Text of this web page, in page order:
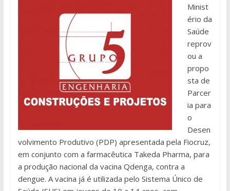
Minist
ério da
Saúde
reprov
ou a
propo
sta de
Parcer
ia para
o
Desen
volvimento Produtivo (PDP) apresentada pela Fiocruz,
em conjunto com a farmacêutica Takeda Pharma, para
a produção nacional da vacina Qdenga, contra a
dengue. A vacina já é utilizada pelo Sistema Único de